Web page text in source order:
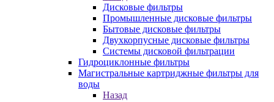
Дисковые фильтры
Промышленные дисковые фильтры
Бытовые дисковые фильтры
Двухкорпусные дисковые фильтры
Системы дисковой фильтрации
Гидроциклонные фильтры
Магистральные картриджные фильтры для
воды
Назад